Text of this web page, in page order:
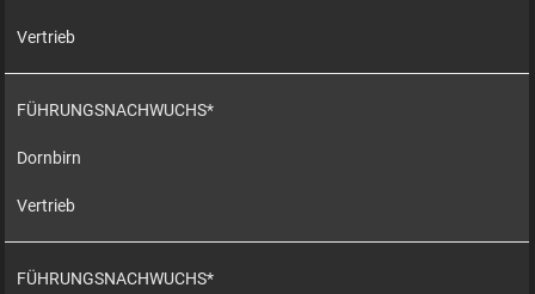
Vertrieb
FÜHRUNGSNACHWUCHS*
Dornbirn
Vertrieb
FÜHRUNGSNACHWUCHS*